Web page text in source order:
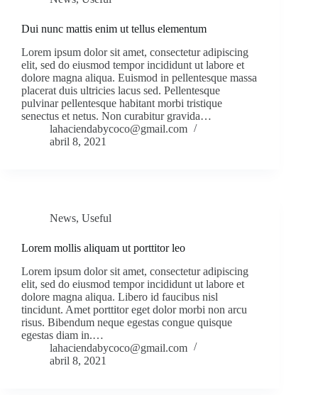
Dui nunc mattis enim ut tellus elementum
Lorem ipsum dolor sit amet, consectetur adipiscing
elit, sed do eiusmod tempor incididunt ut labore et
dolore magna aliqua. Euismod in pellentesque massa
placerat duis ultricies lacus sed. Pellentesque
pulvinar pellentesque habitant morbi tristique
senectus et netus. Non curabitur gravida…
lahaciendabycoco@gmail.com
abril 8, 2021
News, Useful
Lorem mollis aliquam ut porttitor leo
Lorem ipsum dolor sit amet, consectetur adipiscing
elit, sed do eiusmod tempor incididunt ut labore et
dolore magna aliqua. Libero id faucibus nisl
tincidunt. Amet porttitor eget dolor morbi non arcu
risus. Bibendum neque egestas congue quisque
egestas diam in.…
lahaciendabycoco@gmail.com
abril 8, 2021